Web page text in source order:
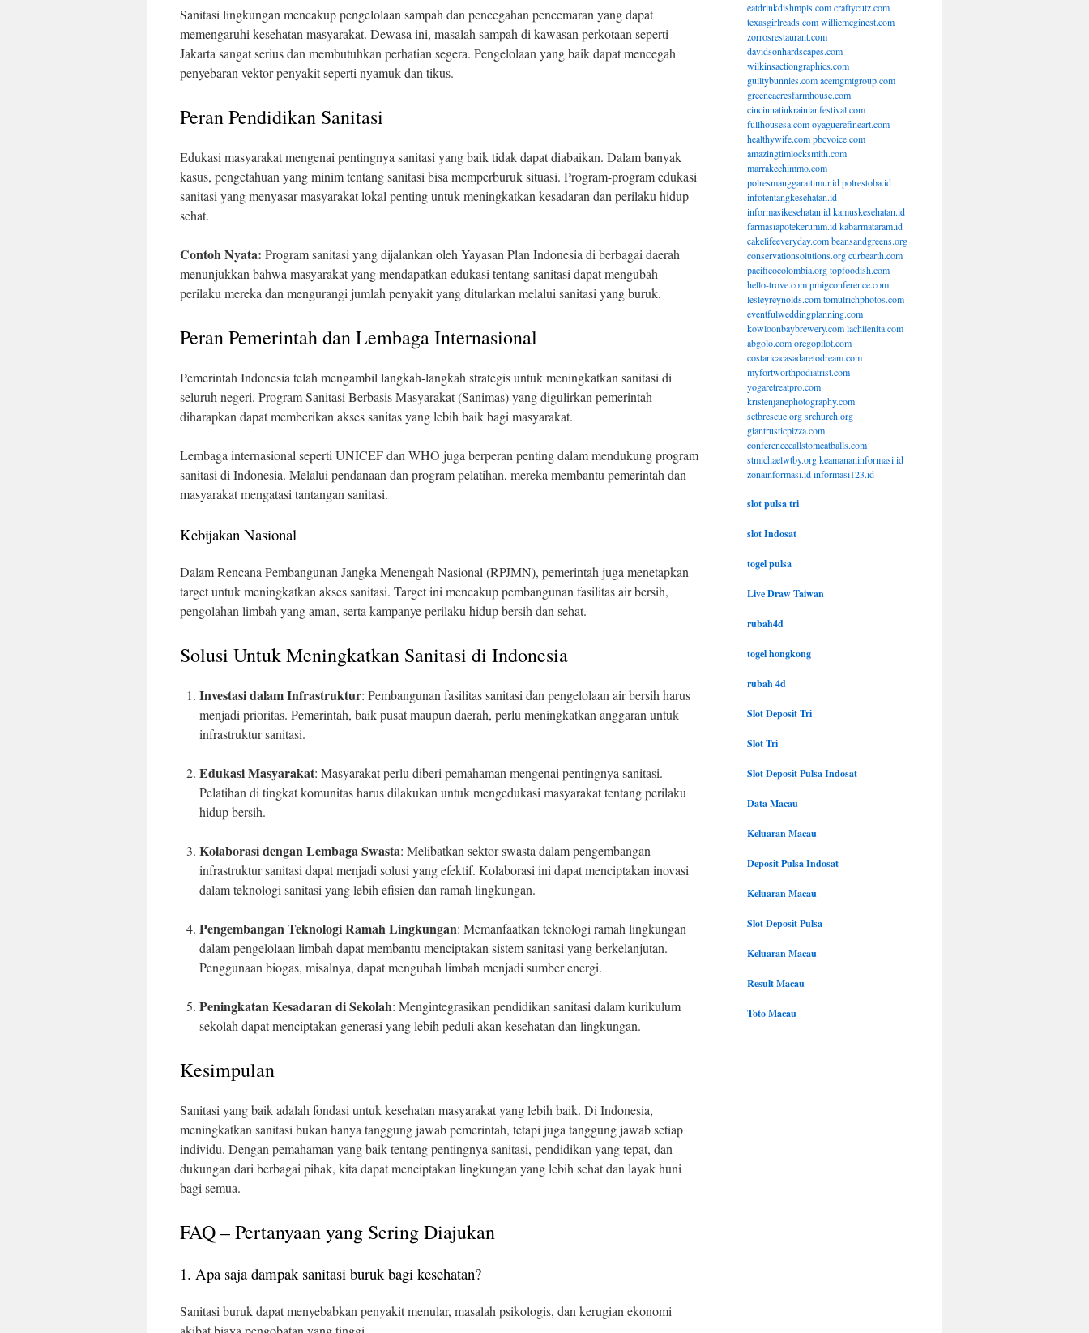
Sanitasi lingkungan mencakup pengelolaan sampah dan pencegahan pencemaran yang dapat
memengaruhi kesehatan masyarakat. Dewasa ini, masalah sampah di kawasan perkotaan seperti
Jakarta sangat serius dan membutuhkan perhatian segera. Pengelolaan yang baik dapat mencegah
penyebaran vektor penyakit seperti nyamuk dan tikus.
Peran Pendidikan Sanitasi
Edukasi masyarakat mengenai pentingnya sanitasi yang baik tidak dapat diabaikan. Dalam banyak
kasus, pengetahuan yang minim tentang sanitasi bisa memperburuk situasi. Program-program edukasi
sanitasi yang menyasar masyarakat lokal penting untuk meningkatkan kesadaran dan perilaku hidup
sehat.
Contoh Nyata: Program sanitasi yang dijalankan oleh Yayasan Plan Indonesia di berbagai daerah
menunjukkan bahwa masyarakat yang mendapatkan edukasi tentang sanitasi dapat mengubah
perilaku mereka dan mengurangi jumlah penyakit yang ditularkan melalui sanitasi yang buruk.
Peran Pemerintah dan Lembaga Internasional
Pemerintah Indonesia telah mengambil langkah-langkah strategis untuk meningkatkan sanitasi di
seluruh negeri. Program Sanitasi Berbasis Masyarakat (Sanimas) yang digulirkan pemerintah
diharapkan dapat memberikan akses sanitas yang lebih baik bagi masyarakat.
Lembaga internasional seperti UNICEF dan WHO juga berperan penting dalam mendukung program
sanitasi di Indonesia. Melalui pendanaan dan program pelatihan, mereka membantu pemerintah dan
masyarakat mengatasi tantangan sanitasi.
Kebijakan Nasional
Dalam Rencana Pembangunan Jangka Menengah Nasional (RPJMN), pemerintah juga menetapkan
target untuk meningkatkan akses sanitasi. Target ini mencakup pembangunan fasilitas air bersih,
pengolahan limbah yang aman, serta kampanye perilaku hidup bersih dan sehat.
Solusi Untuk Meningkatkan Sanitasi di Indonesia
Investasi dalam Infrastruktur: Pembangunan fasilitas sanitasi dan pengelolaan air bersih harus
menjadi prioritas. Pemerintah, baik pusat maupun daerah, perlu meningkatkan anggaran untuk
infrastruktur sanitasi.
Edukasi Masyarakat: Masyarakat perlu diberi pemahaman mengenai pentingnya sanitasi.
Pelatihan di tingkat komunitas harus dilakukan untuk mengedukasi masyarakat tentang perilaku
hidup bersih.
Kolaborasi dengan Lembaga Swasta: Melibatkan sektor swasta dalam pengembangan
infrastruktur sanitasi dapat menjadi solusi yang efektif. Kolaborasi ini dapat menciptakan inovasi
dalam teknologi sanitasi yang lebih efisien dan ramah lingkungan.
Pengembangan Teknologi Ramah Lingkungan: Memanfaatkan teknologi ramah lingkungan
dalam pengelolaan limbah dapat membantu menciptakan sistem sanitasi yang berkelanjutan.
Penggunaan biogas, misalnya, dapat mengubah limbah menjadi sumber energi.
Peningkatan Kesadaran di Sekolah: Mengintegrasikan pendidikan sanitasi dalam kurikulum
sekolah dapat menciptakan generasi yang lebih peduli akan kesehatan dan lingkungan.
Kesimpulan
Sanitasi yang baik adalah fondasi untuk kesehatan masyarakat yang lebih baik. Di Indonesia,
meningkatkan sanitasi bukan hanya tanggung jawab pemerintah, tetapi juga tanggung jawab setiap
individu. Dengan pemahaman yang baik tentang pentingnya sanitasi, pendidikan yang tepat, dan
dukungan dari berbagai pihak, kita dapat menciptakan lingkungan yang lebih sehat dan layak huni
bagi semua.
FAQ – Pertanyaan yang Sering Diajukan
1. Apa saja dampak sanitasi buruk bagi kesehatan?
Sanitasi buruk dapat menyebabkan penyakit menular, masalah psikologis, dan kerugian ekonomi
eatdrinkdishmpls.comcraftycutz.com
texasgirlreads.comwilliemcginest.com
zorrosrestaurant.com
davidsonhardscapes.com
wilkinsactiongraphics.com
guiltybunnies.comacemgmtgroup.com
greeneacresfarmhouse.com
cincinnatiukrainianfestival.com
fullhousesa.comoyaguerefineart.com
healthywife.compbcvoice.com
amazingtimlocksmith.com
marrakechimmo.com
polresmanggaraitimur.idpolrestoba.id
infotentangkesehatan.id
informasikesehatan.idkamuskesehatan.id
farmasiapotekerumm.idkabarmataram.id
cakelifeeveryday.combeansandgreens.org
conservationsolutions.orgcurbearth.com
pacificocolombia.orgtopfoodish.com
hello-trove.compmigconference.com
lesleyreynolds.comtomulrichphotos.com
eventfulweddingplanning.com
kowloonbaybrewery.comlachilenita.com
abgolo.comoregopilot.com
costaricacasadaretodream.com
myfortworthpodiatrist.com
yogaretreatpro.com
kristenjanephotography.com
sctbrescue.orgsrchurch.org
giantrusticpizza.com
conferencecallstomeatballs.com
stmichaelwtby.orgkeamananinformasi.id
zonainformasi.idinformasi123.id
slot pulsa tri
slot Indosat
togel pulsa
Live Draw Taiwan
rubah4d
togel hongkong
rubah 4d
Slot Deposit Tri
Slot Tri
Slot Deposit Pulsa Indosat
Data Macau
Keluaran Macau
Deposit Pulsa Indosat
Keluaran Macau
Slot Deposit Pulsa
Keluaran Macau
Result Macau
Toto Macau